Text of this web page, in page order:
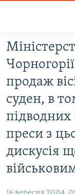
Перейти
до
основного
матеріалу
Перейти
до
основної
навігації
Перейти
до
пошуку
РАДІО
ВСЕ ЗА ДОБУ
СТАТТІ
СУСПІЛЬСТВО
КУЛЬТУРА
ВІЙНА
ДОНБАС.РЕАЛІЇ
КРИМ.РЕАЛІЇ
продаж
суден, в
пiдводних
преси з
дискусія